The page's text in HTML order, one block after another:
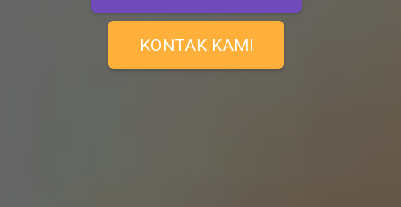
KONTAK KAMI